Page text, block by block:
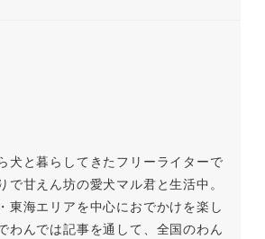
犬と暮らしてきたフリーライターで
で甘えん坊の愛犬マル君と生活中。
東海エリアを中心におでかけを楽し
わんでは記事を通して、全国のわん